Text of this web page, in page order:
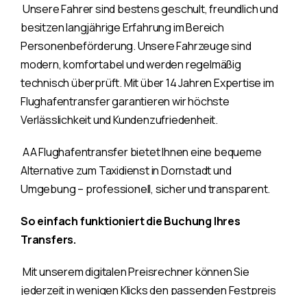
Unsere Fahrer sind bestens geschult, freundlich und
besitzen langjährige Erfahrung im Bereich
Personenbeförderung. Unsere Fahrzeuge sind
modern, komfortabel und werden regelmäßig
technisch überprüft. Mit über 14 Jahren Expertise im
Flughafentransfer garantieren wir höchste
Verlässlichkeit und Kundenzufriedenheit.
AA Flughafentransfer bietet Ihnen eine bequeme
Alternative zum Taxidienst in Dornstadt und
Umgebung – professionell, sicher und transparent.
So einfach funktioniert die Buchung Ihres
Transfers.
Mit unserem digitalen Preisrechner können Sie
jederzeit in wenigen Klicks den passenden Festpreis